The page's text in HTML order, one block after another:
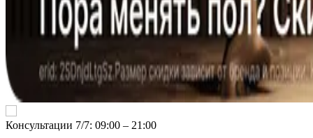
Консультации 7/7: 09:00 ‒ 21:00